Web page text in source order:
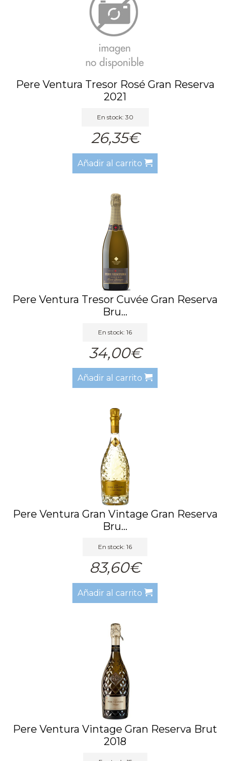
Pere Ventura Tresor Rosé Gran Reserva
2021
En stock: 30
26,35€
Añadir al carrito
Pere Ventura Tresor Cuvée Gran Reserva
Bru...
En stock: 16
34,00€
Añadir al carrito
Pere Ventura Gran Vintage Gran Reserva
Bru...
En stock: 16
83,60€
Añadir al carrito
Pere Ventura Vintage Gran Reserva Brut
2018